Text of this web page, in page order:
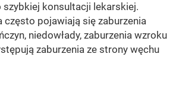
szybkiej konsultacji lekarskiej.
często pojawiają się zaburzenia
niedowłady, zaburzenia wzroku
zaburzenia ze strony węchu